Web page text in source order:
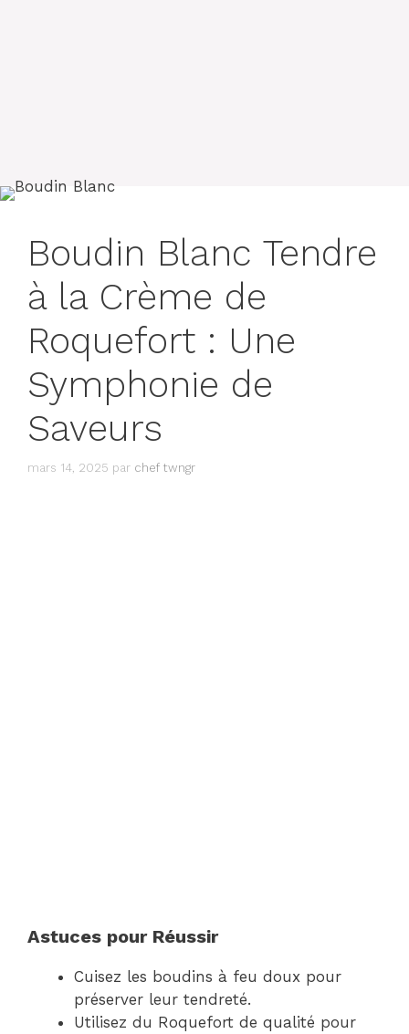
Boudin Blanc Tendre
à la Crème de
Roquefort : Une
Symphonie de
Saveurs
mars 14, 2025 par chef twngr
Astuces pour Réussir
Cuisez les boudins à feu doux pour
préserver leur tendreté.
Utilisez du Roquefort de qualité pour